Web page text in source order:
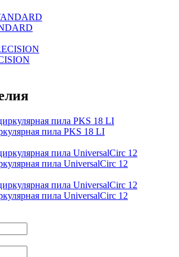
пила PKS 18 LI
пила UniversalCirc 12
пила UniversalCirc 12